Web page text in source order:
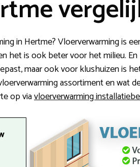
in Hertme? Vloerverwarming is
het is ook beter voor het milieu.
maar ook voor klushuizen is
assortiment en wat
op viavloerverwarming